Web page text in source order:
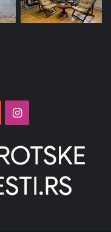
YouTubeInstagram